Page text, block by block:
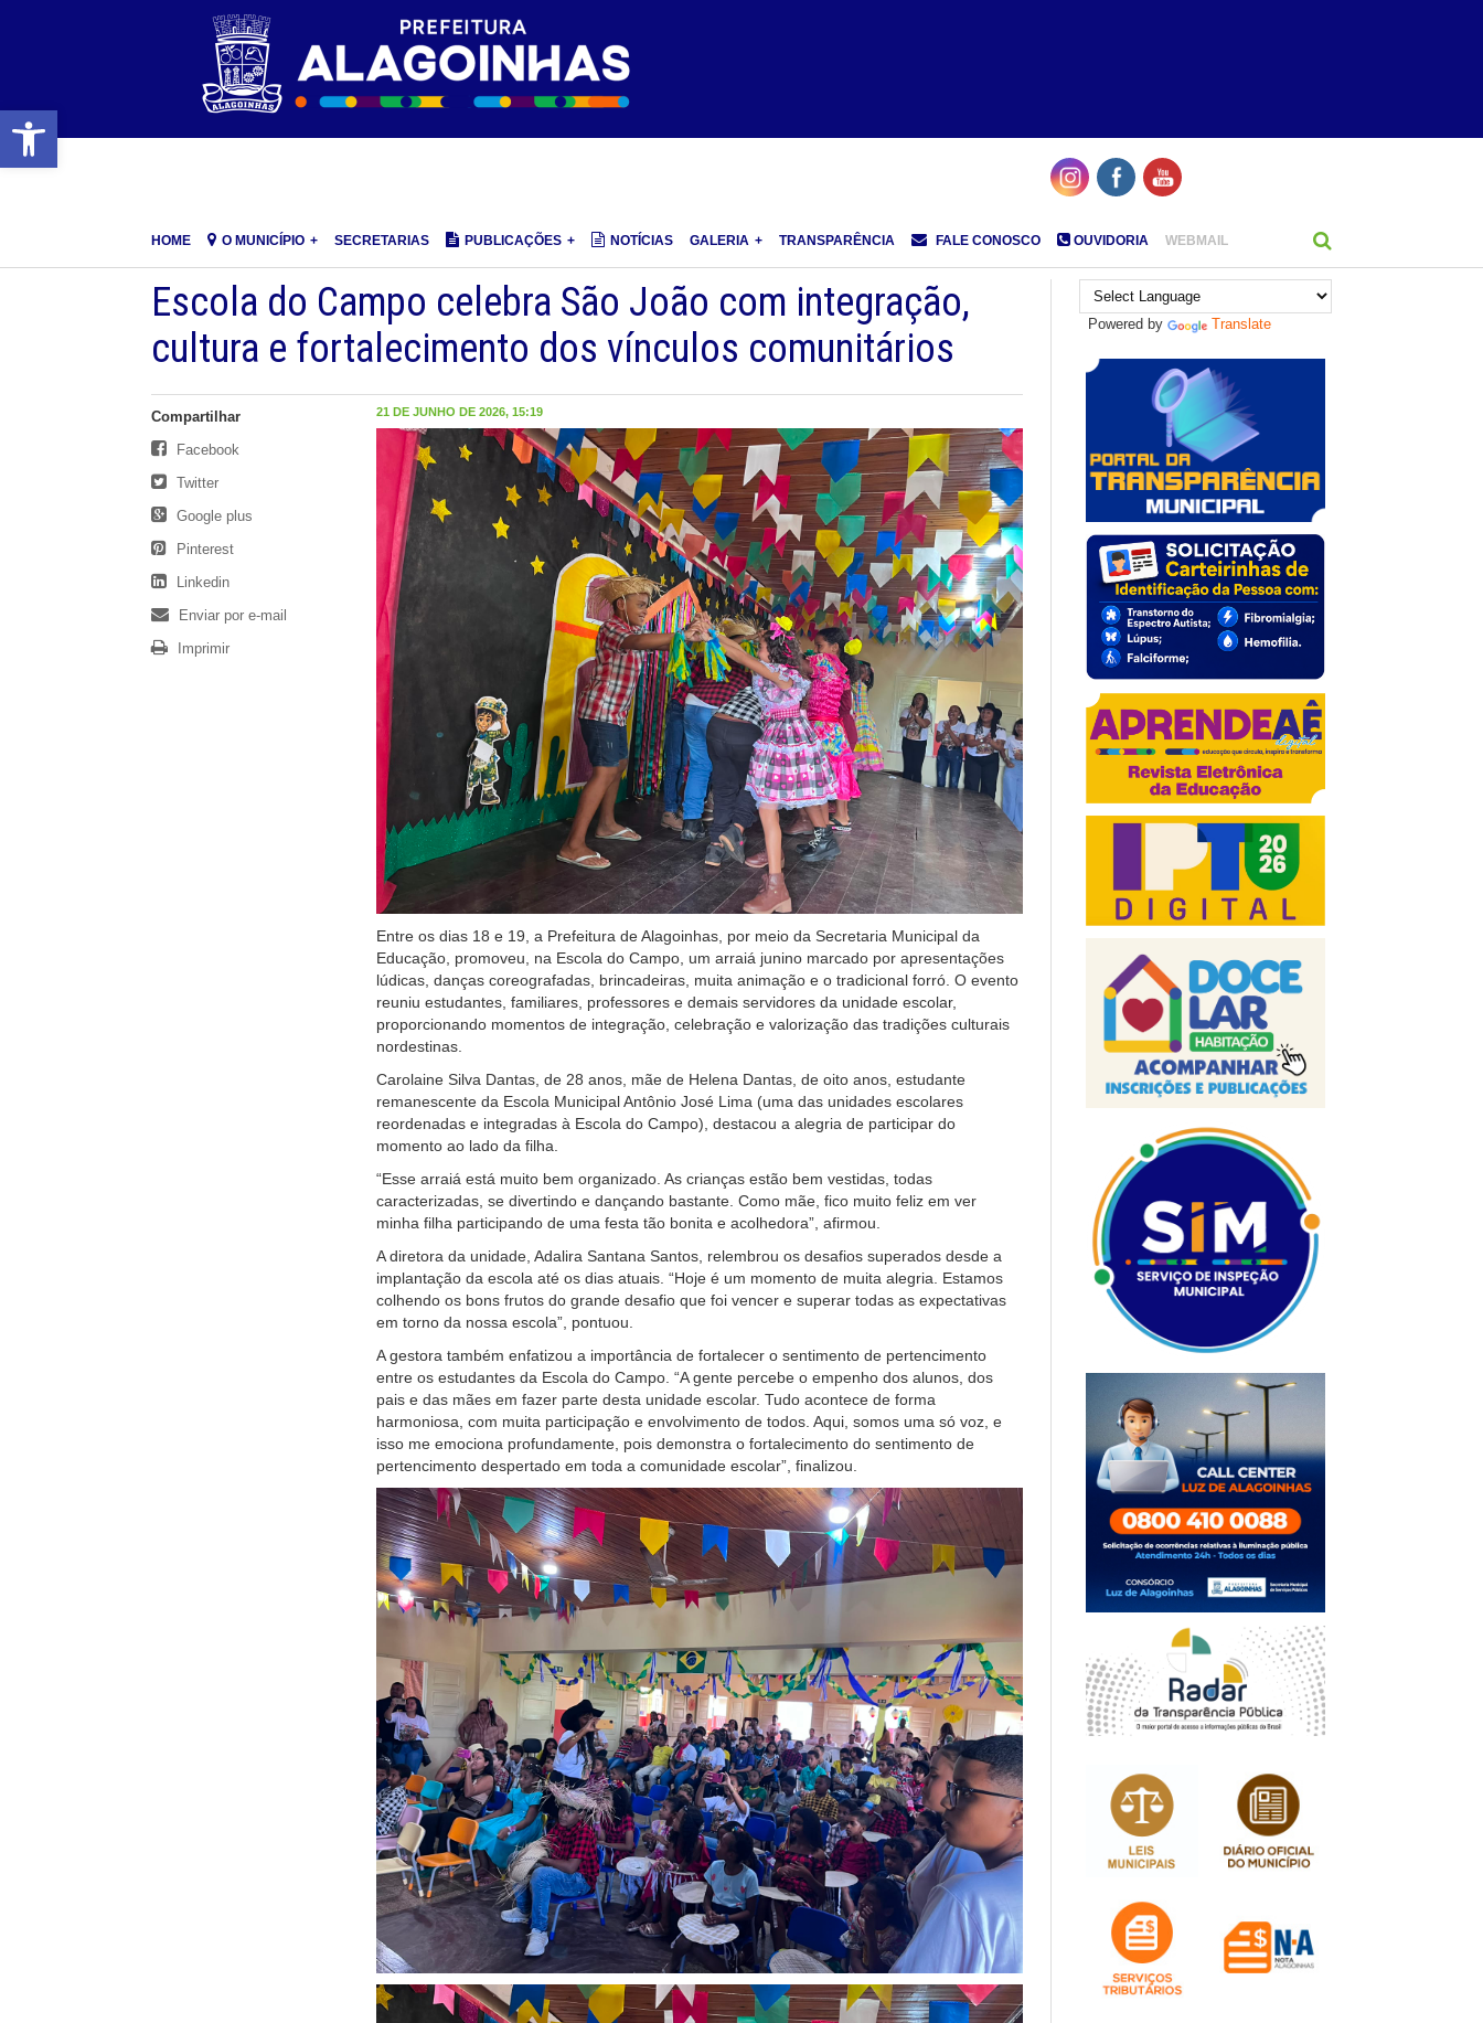
Barra de Ferramentas Aberta
HOME O MUNICÍPIO SECRETARIAS PUBLICAÇÕES NOTÍCIAS GALERIA TRANSPARÊNCIA FALE CONOSCO OUVIDORIA WEBMAIL
Escola do Campo celebra São João com integração,
cultura e fortalecimento dos vínculos comunitários
21 DE JUNHO DE 2026, 15:19
Entre os dias 18 e 19, a Prefeitura de Alagoinhas, por meio da Secretaria Municipal da
Educação, promoveu, na Escola do Campo, um arraiá junino marcado por apresentações
lúdicas, danças coreografadas, brincadeiras, muita animação e o tradicional forró. O evento
reuniu estudantes, familiares, professores e demais servidores da unidade escolar,
proporcionando momentos de integração, celebração e valorização das tradições culturais
nordestinas.
Carolaine Silva Dantas, de 28 anos, mãe de Helena Dantas, de oito anos, estudante
remanescente da Escola Municipal Antônio José Lima (uma das unidades escolares
reordenadas e integradas à Escola do Campo), destacou a alegria de participar do
momento ao lado da filha.
“Esse arraiá está muito bem organizado. As crianças estão bem vestidas, todas
caracterizadas, se divertindo e dançando bastante. Como mãe, fico muito feliz em ver
minha filha participando de uma festa tão bonita e acolhedora”, afirmou.
A diretora da unidade, Adalira Santana Santos, relembrou os desafios superados desde a
implantação da escola até os dias atuais. “Hoje é um momento de muita alegria. Estamos
colhendo os bons frutos do grande desafio que foi vencer e superar todas as expectativas
em torno da nossa escola”, pontuou.
A gestora também enfatizou a importância de fortalecer o sentimento de pertencimento
entre os estudantes da Escola do Campo. “A gente percebe o empenho dos alunos, dos
pais e das mães em fazer parte desta unidade escolar. Tudo acontece de forma
harmoniosa, com muita participação e envolvimento de todos. Aqui, somos uma só voz, e
isso me emociona profundamente, pois demonstra o fortalecimento do sentimento de
pertencimento despertado em toda a comunidade escolar”, finalizou.
Compartilhar
Facebook
Twitter
Google plus
Pinterest
Linkedin
Enviar por e-mail
Imprimir
Powered by Translate